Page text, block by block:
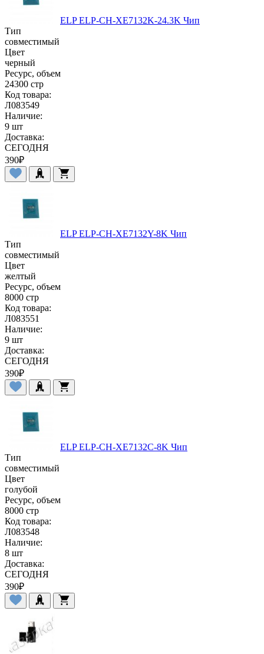
ELP ELP-CH-XE7132K-24.3K Чип
Тип
совместимый
Цвет
черный
Ресурс, объем
24300 стр
Код товара:
Л083549
Наличие:
9 шт
Доставка:
СЕГОДНЯ
390₽
ELP ELP-CH-XE7132Y-8K Чип
Тип
совместимый
Цвет
желтый
Ресурс, объем
8000 стр
Код товара:
Л083551
Наличие:
9 шт
Доставка:
СЕГОДНЯ
390₽
ELP ELP-CH-XE7132C-8K Чип
Тип
совместимый
Цвет
голубой
Ресурс, объем
8000 стр
Код товара:
Л083548
Наличие:
8 шт
Доставка:
СЕГОДНЯ
390₽